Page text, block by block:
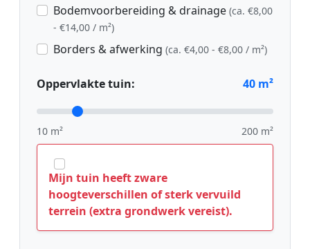
Bodemvoorbereiding & drainage (ca. €8,00
- €14,00 / m²)
Borders & afwerking (ca. €4,00 - €8,00 / m²)
Oppervlakte tuin: 40 m²
10 m² 200 m²
Mijn tuin heeft zware
hoogteverschillen of sterk vervuild
terrein (extra grondwerk vereist).